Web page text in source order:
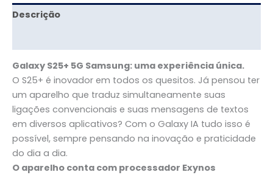
Descrição
Galaxy S25+ 5G Samsung: uma experiência única.
O S25+ é inovador em todos os quesitos. Já pensou ter
um aparelho que traduz simultaneamente suas
ligações convencionais e suas mensagens de textos
em diversos aplicativos? Com o Galaxy IA tudo isso é
possível, sempre pensando na inovação e praticidade
do dia a dia.
O aparelho conta com processador Exynos